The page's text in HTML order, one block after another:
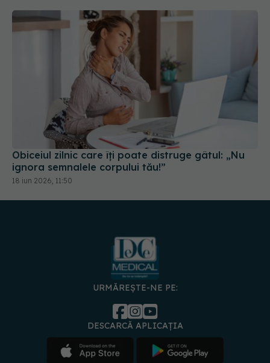
Obiceiul zilnic care îți poate distruge gâtul: „Nu
ignora semnalele corpului tău!”
18 iun 2026, 11:50
URMĂREȘTE-NE PE:
DESCARCĂ APLICAȚIA